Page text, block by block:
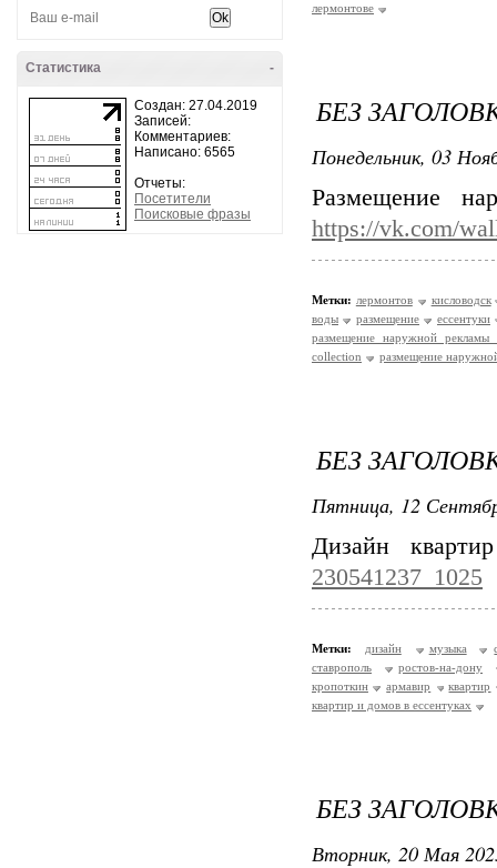
-
Статистика
Создан: 27.04.2019
Записей:
Комментариев:
Написано: 6565
Отчеты:
Посетители
Поисковые фразы
лермонтове
БЕЗ
Понедельник, 03
Размещение
https://vk.com/
Метки: лермонтов
кисловодск
воды
размещение
ессентуки
размещение наружной рекламы
collection
размещение
БЕЗ
Пятница, 12
Дизайн
230541237_1025
Метки: дизайн музыка
ставрополь
ростов-на-дону
кропоткин
армавир
квартир
квартир и домов в ессентуках
БЕЗ
Вторник, 20 Мая